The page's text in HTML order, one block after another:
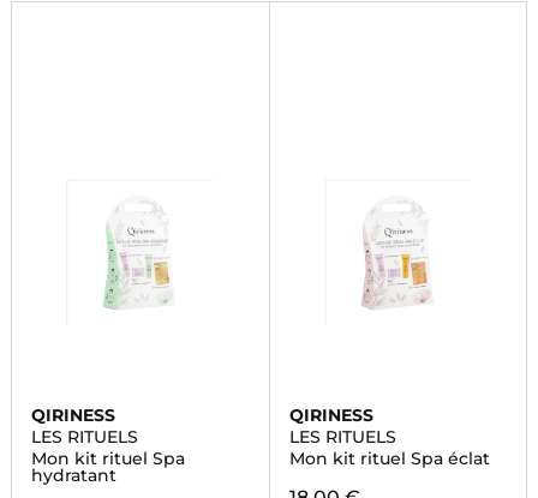
QIRINESS
LES RITUELS
Mon kit rituel Spa
hydratant
QIRINESS
LES RITUELS
Mon kit rituel Spa éclat